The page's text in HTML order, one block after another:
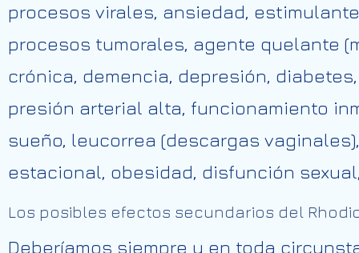
procesos virales, ansiedad,
procesos tumorales, agente quelante
crónica, demencia, depresión,
presión arterial alta, funcionamiento
sueño, leucorrea (descargas
estacional, obesidad, disfunción
Los posibles efectos secundarios del
Deberíamos siempre y en toda